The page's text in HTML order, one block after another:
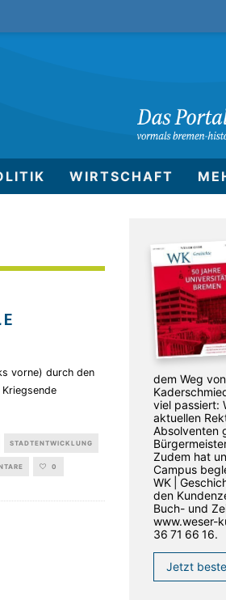
WIRTSCHAFT
vorne) durch den
STADTENTWICKLUNG
0
dem Weg
viel passiert:
aktuellen
Absolventen
Zudem hat
Campus
WK |
den
Buch- und
www.weser-
36 71 66 16.
Jetzt